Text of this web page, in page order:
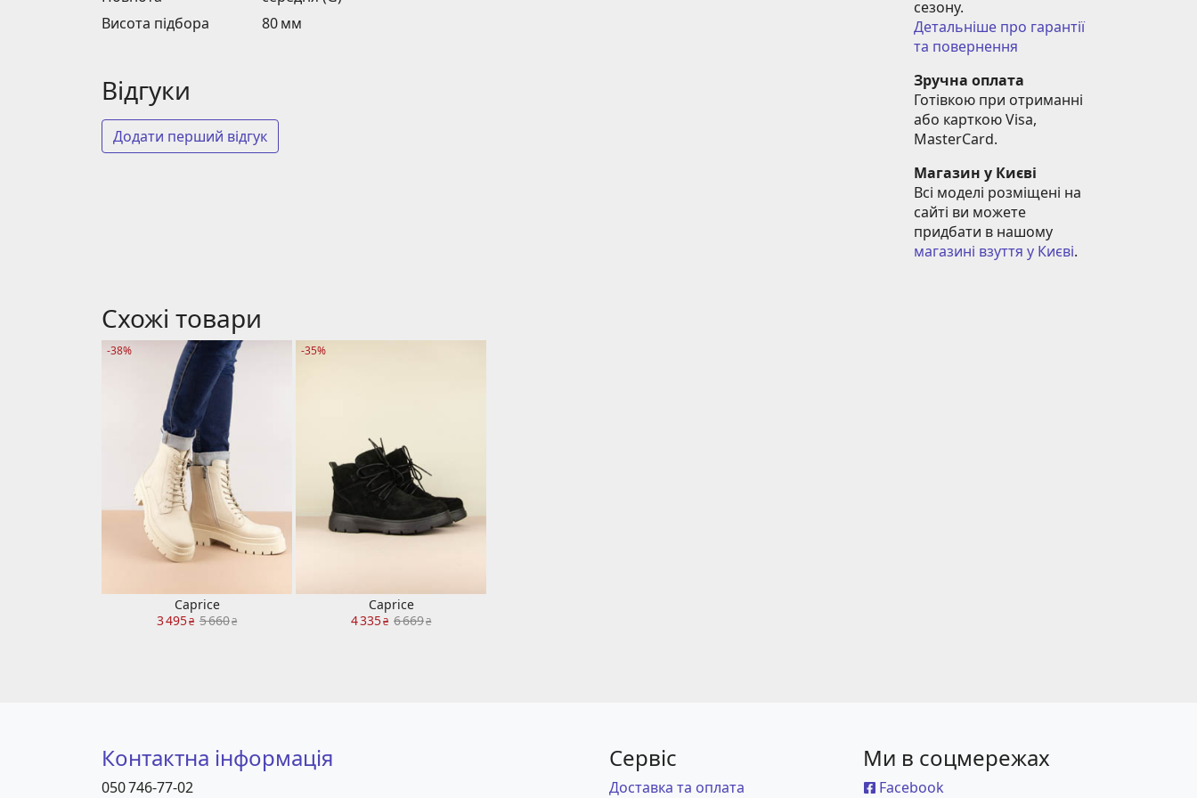
Висота підбора
80 мм
Відгуки
Додати перший відгук
сезону.
Детальніше про гарантії
та повернення
Зручна оплата
Готівкою при отриманні
або карткою Visa,
MasterCard.
Магазин у Києві
Всі моделі розміщені на
сайті ви можете
магазині взуття у Києві.
Схожі товари
-38%
Caprice
3 495₴ 5 660₴
-35%
Caprice
4 335₴ 6 669₴
Контактна інформація
050 746-77-02
Сервіс
Доставка та оплата
Ми в соцмережах
Facebook